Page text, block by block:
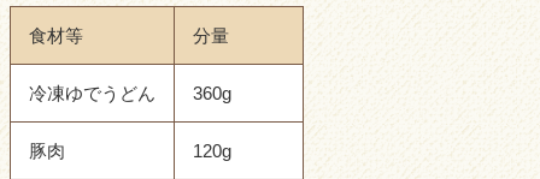
食材等 分量
冷凍ゆでうどん 360g
豚肉 120g